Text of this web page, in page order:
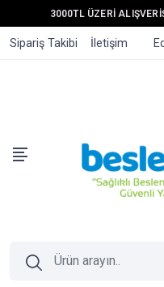
3000TL ÜZERİ
Sipariş Takibi İletişim